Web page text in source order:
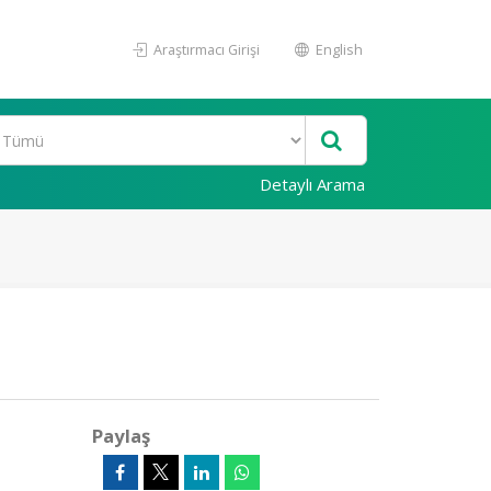
Araştırmacı Girişi English
Detaylı Arama
Paylaş